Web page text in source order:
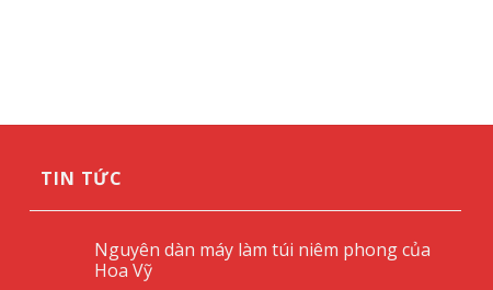
TIN TỨC
Nguyên dàn máy làm túi niêm phong của
Hoa Vỹ